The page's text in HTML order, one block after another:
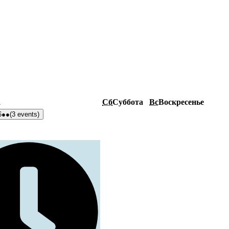
СбСуббота ВсВоскресенье
●●(3 events)